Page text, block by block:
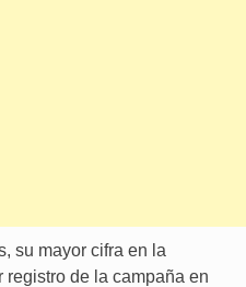
su mayor cifra en la
de la campaña en